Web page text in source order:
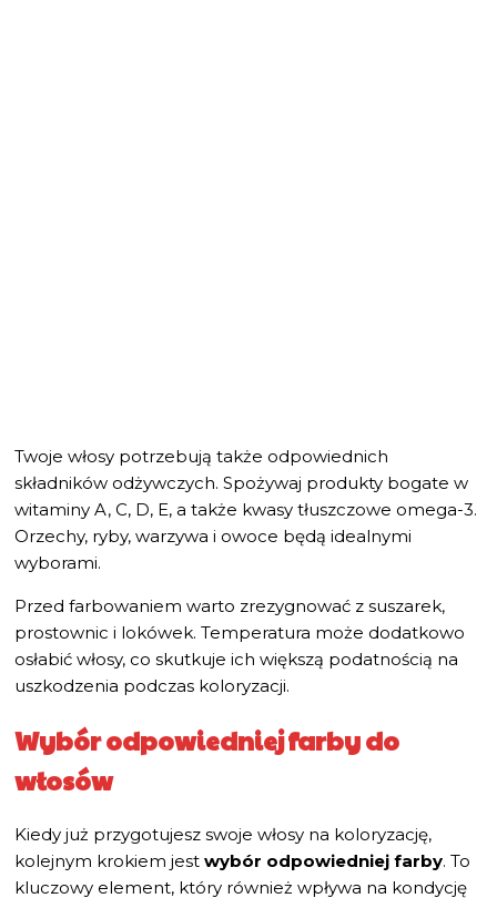
Twoje włosy potrzebują także odpowiednich
składników odżywczych. Spożywaj produkty bogate w
witaminy A, C, D, E, a także kwasy tłuszczowe omega-3.
Orzechy, ryby, warzywa i owoce będą idealnymi
wyborami.
Przed farbowaniem warto zrezygnować z suszarek,
prostownic i lokówek. Temperatura może dodatkowo
osłabić włosy, co skutkuje ich większą podatnością na
uszkodzenia podczas koloryzacji.
Wybór odpowiedniej farby do
włosów
Kiedy już przygotujesz swoje włosy na koloryzację,
kolejnym krokiem jest wybór odpowiedniej farby. To
kluczowy element, który również wpływa na kondycję